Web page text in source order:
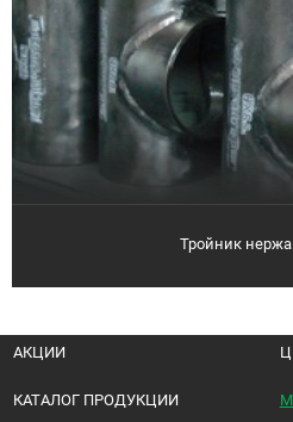
Тройник
АКЦИИ
КАТАЛОГ ПРОДУКЦИИ